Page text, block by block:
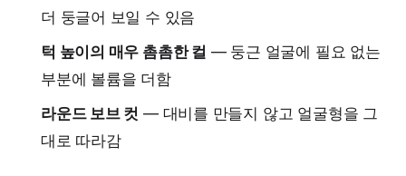
더 둥글어 보일 수 있음
턱 높이의 매우 촘촘한 컬 — 둥근 얼굴에 필요 없는
부분에 볼륨을 더함
라운드 보브 컷 — 대비를 만들지 않고 얼굴형을 그
대로 따라감